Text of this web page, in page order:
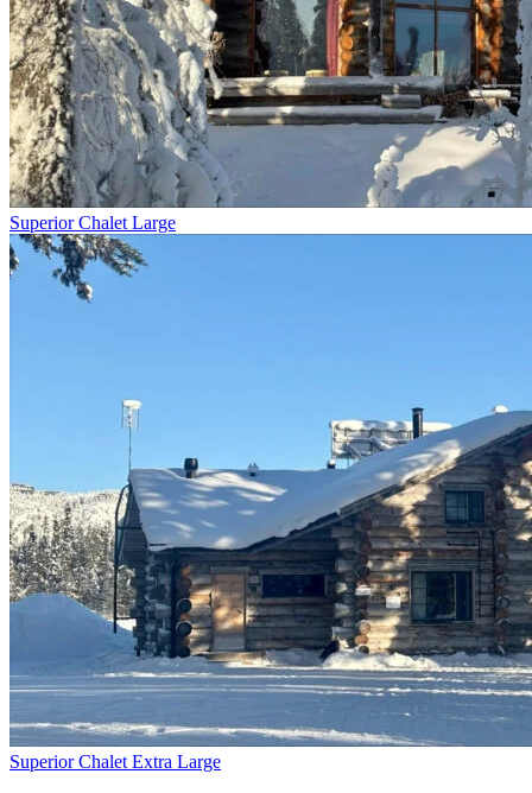
Superior Chalet Large
Superior Chalet Extra Large